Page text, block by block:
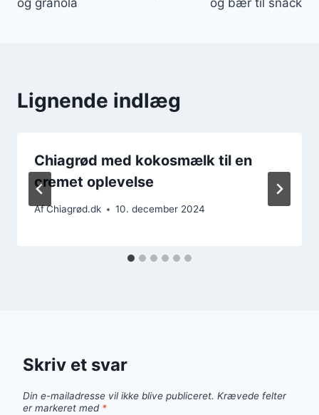
Lignende indlæg
Chiagrød med kokosmælk til en
cremet oplevelse
AfChiagrød.dk 10. december 2024
Skriv et svar
Din e-mailadresse vil ikke blive publiceret. Krævede felter
er markeret med *